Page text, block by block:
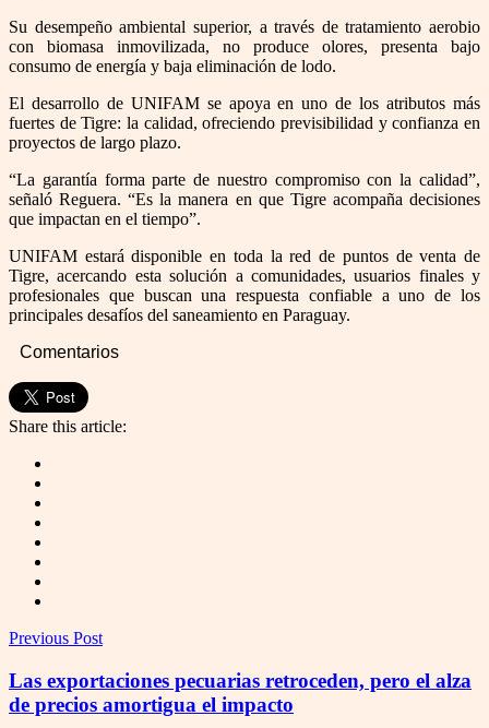
Su desempeño ambiental superior, a través de tratamiento aerobio
con biomasa inmovilizada, no produce olores, presenta bajo
consumo de energía y baja eliminación de lodo.
El desarrollo de UNIFAM se apoya en uno de los atributos más
fuertes de Tigre: la calidad, ofreciendo previsibilidad y confianza en
proyectos de largo plazo.
“La garantía forma parte de nuestro compromiso con la calidad”,
señaló Reguera. “Es la manera en que Tigre acompaña decisiones
que impactan en el tiempo”.
UNIFAM estará disponible en toda la red de puntos de venta de
Tigre, acercando esta solución a comunidades, usuarios finales y
profesionales que buscan una respuesta confiable a uno de los
principales desafíos del saneamiento en Paraguay.
Comentarios
Share this article:
Previous Post
Las exportaciones pecuarias retroceden, pero el alza
de precios amortigua el impacto